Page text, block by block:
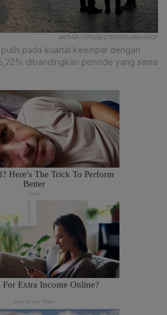
ANTARA FOTO/REUTERS/KHAM/HP/CF
pulih pada kuartal keempat dengan
dibandingkan periode yang sama